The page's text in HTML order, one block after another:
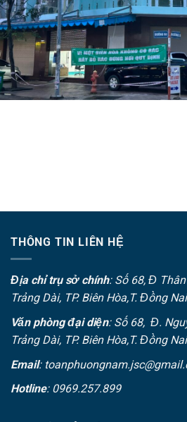
THÔNG TIN LIÊN HỆ
Địa chỉ trụ sở chính: Số 68, Đ Thân
Trảng Dài, TP. Biên Hòa,T. Đồng Nai
Văn phòng đại diện: Số 68, Đ.
Trảng Dài, TP. Biên Hòa,T. Đồng Nai
Email:
Hotline: 0969.257.899